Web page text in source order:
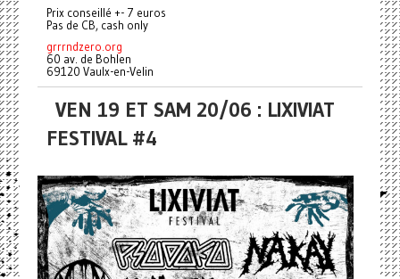
Prix conseillé +- 7 euros
Pas de CB, cash only
grrrndzero.org
60 av. de Bohlen
69120 Vaulx-en-Velin
VEN 19 ET SAM 20/06 : LIXIVIAT
FESTIVAL #4